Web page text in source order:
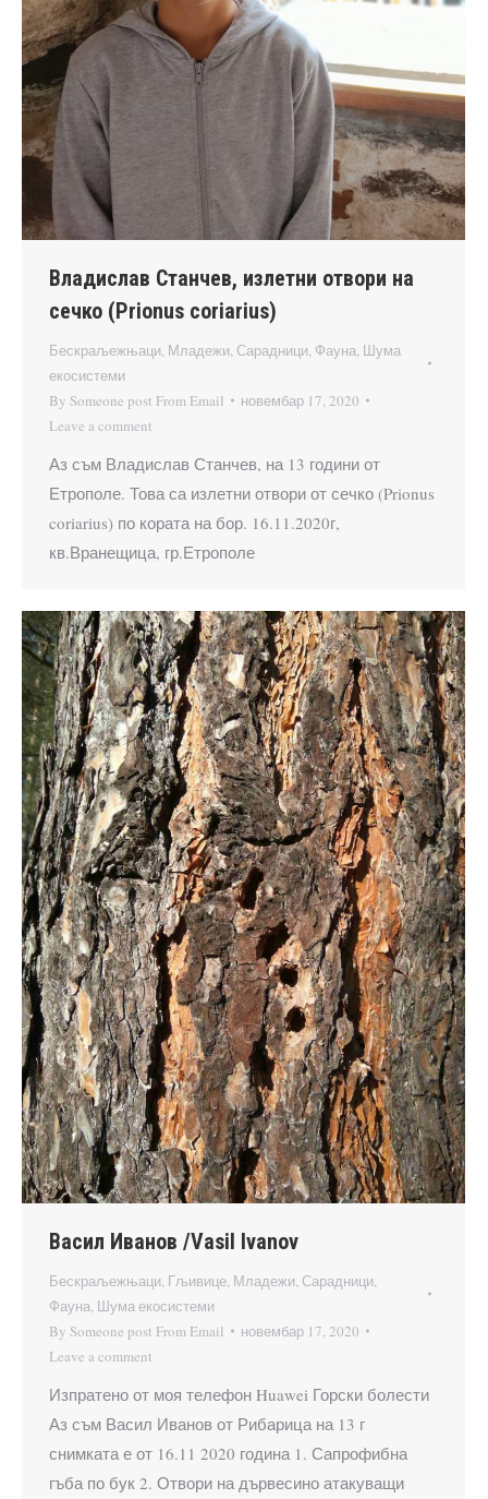
Владислав Станчев, излетни отвори на
сечко (Prionus coriarius)
Бескраљежњаци, Младежи, Сарадници, Фауна, Шума
екосистеми
By Someone post From Email
новембар 17, 2020
Leave a comment
Аз съм Владислав Станчев, на 13 години от
Етрополе. Това са излетни отвори от сечко (Prionus
coriarius) по кората на бор. 16.11.2020г,
кв.Вранещица, гр.Етрополе
Васил Иванов /Vasil Ivanov
Бескраљежњаци, Гљивице, Младежи, Сарадници,
Фауна, Шума екосистеми
By Someone post From Email
новембар 17, 2020
Leave a comment
Изпратено от моя телефон Huawei Горски болести
Аз съм Васил Иванов от Рибарица на 13 г
снимката е от 16.11 2020 година 1. Сапрофибна
гъба по бук 2. Отвори на дървесино атакуващи